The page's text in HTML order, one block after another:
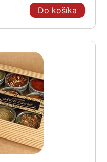
Do košíka